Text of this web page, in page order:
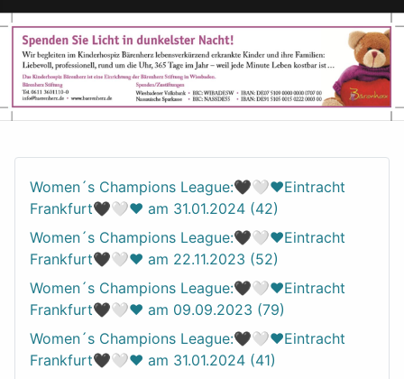
Women´s Champions League:🖤🤍❤️Eintracht
Frankfurt🖤🤍❤️ am 31.01.2024 (42)
Women´s Champions League:🖤🤍❤️Eintracht
Frankfurt🖤🤍❤️ am 22.11.2023 (52)
Women´s Champions League:🖤🤍❤️Eintracht
Frankfurt🖤🤍❤️ am 09.09.2023 (79)
Women´s Champions League:🖤🤍❤️Eintracht
Frankfurt🖤🤍❤️ am 31.01.2024 (41)